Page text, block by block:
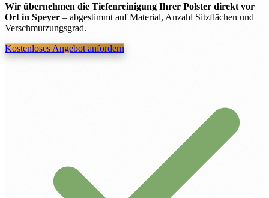
Wir übernehmen die Tiefenreinigung Ihrer Polster direkt vor
Ort in Speyer– abgestimmt auf Material, Anzahl Sitzflächen und
Verschmutzungsgrad.
Kostenloses Angebot anfordern